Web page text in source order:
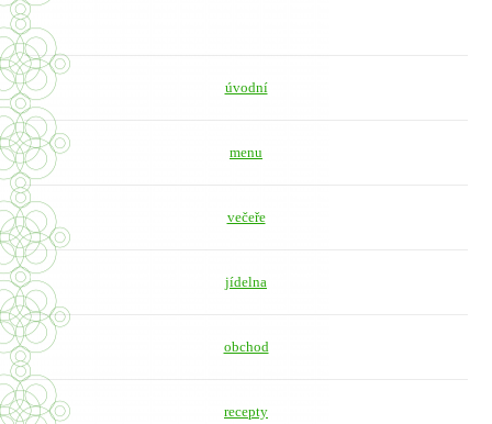
úvodní
menu
večeře
jídelna
obchod
recepty